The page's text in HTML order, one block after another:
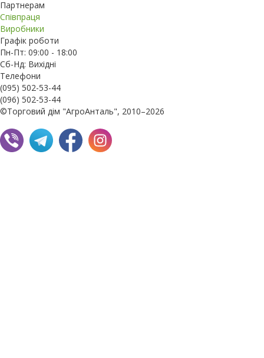
Партнерам
Співпраця
Виробники
Графік роботи
Пн-Пт: 09:00 - 18:00
Сб-Нд: Вихідні
Телефони
(095) 502-53-44
(096) 502-53-44
©Торговий дім "АгроАнталь", 2010–2026